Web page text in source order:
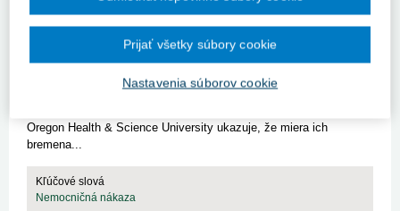
Čo znižuje riziko prenosu ochorenia
COVID-19 u zdravotníkov
Zdravotnícky personál nesie na celom svete významné bremeno
v súvislosti s komplikovaným priebehom súčasnej koronavírusovej
Oregon Health & Science University ukazuje, že miera ich
bremena...
Kľúčové slová
Nemocničná nákaza
Nastavenia súborov cookie
Prijať všetky súbory cookie